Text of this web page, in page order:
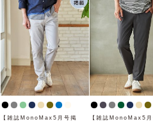
【雑誌MonoMax5月号掲
【雑誌MonoMax5月